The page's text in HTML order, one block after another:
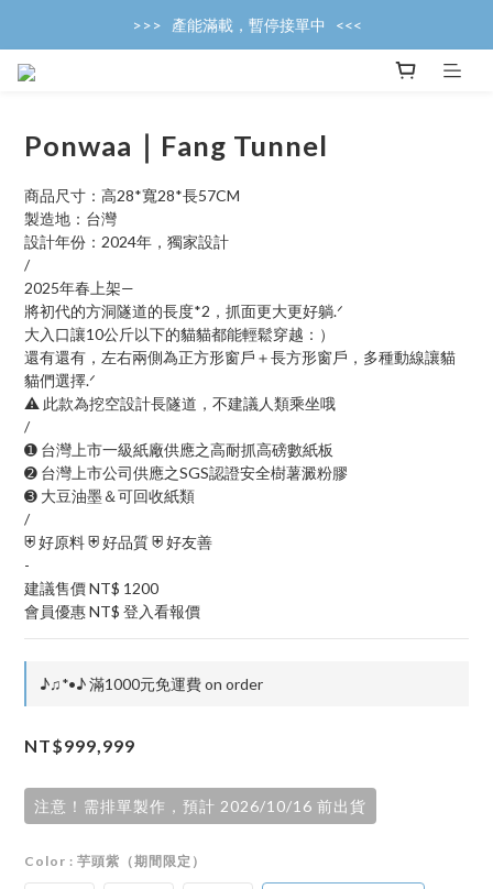
>>>   產能滿載，暫停接單中   <<<
>>>   產能滿載，暫停接單中   <<<
Ponwaa｜Fang Tunnel
商品尺寸：高28*寬28*長57CM
製造地：台灣
設計年份：2024年，獨家設計
/
2025年春上架—
將初代的方洞隧道的長度*2，抓面更大更好躺.ᐟ
大入口讓10公斤以下的貓貓都能輕鬆穿越：）
還有還有，左右兩側為正方形窗戶＋長方形窗戶，多種動線讓貓
貓們選擇.ᐟ
⚠️ 此款為挖空設計長隧道，不建議人類乘坐哦
/
➊ 台灣上市一級紙廠供應之高耐抓高磅數紙板
➋ 台灣上市公司供應之SGS認證安全樹薯澱粉膠
➌ 大豆油墨＆可回收紙類
/
⛨ 好原料 ⛨ 好品質 ⛨ 好友善
-
建議售價 NT$ 1200
會員優惠 NT$ 登入看報價
♪♫*•♪ 滿1000元免運費 on order
NT$999,999
注意！需排單製作，預計 2026/10/16 前出貨
Color : 芋頭紫（期間限定）